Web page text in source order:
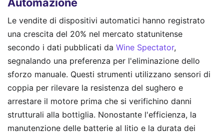
Le vendite di dispositivi automatici hanno registrato
una crescita del 20% nel mercato statunitense
secondo i dati pubblicati da Wine Spectator,
segnalando una preferenza per l'eliminazione dello
sforzo manuale. Questi strumenti utilizzano sensori di
coppia per rilevare la resistenza del sughero e
arrestare il motore prima che si verifichino danni
strutturali alla bottiglia. Nonostante l'efficienza, la
manutenzione delle batterie al litio e la durata dei